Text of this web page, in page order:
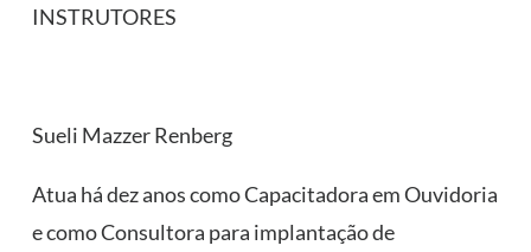
INSTRUTORES
Sueli Mazzer Renberg
Atua há dez anos como Capacitadora em Ouvidoria
e como Consultora para implantação de